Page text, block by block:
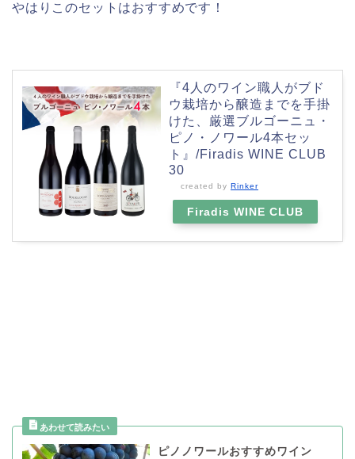
やはりこのセットはおすすめです！
『4人のワイン職人がブド
ウ栽培から醸造までを手掛
けた、厳選ブルゴーニュ・
ピノ・ノワール4本セッ
ト』/Firadis WINE CLUB
30
created by Rinker
Firadis WINE CLUB
ピノノワールおすすめワイン